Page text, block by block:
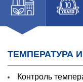
ТЕМПЕРАТУРА
Контроль